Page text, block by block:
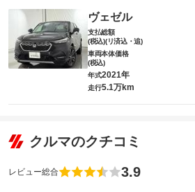
ヴェゼル
支払総額
(税込)(リ済込・追)
車両本体価格
(税込)
年式2021年
走行5.1万km
クルマのクチコミ
レビュー総合 3.9